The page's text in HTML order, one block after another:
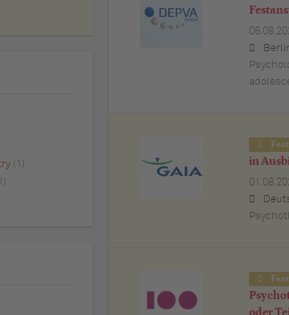
Berlin, Deutschland, München, Deutschland (Bayern), Hamburg,
in
Deutschland, Hamburg,
oder
(1)